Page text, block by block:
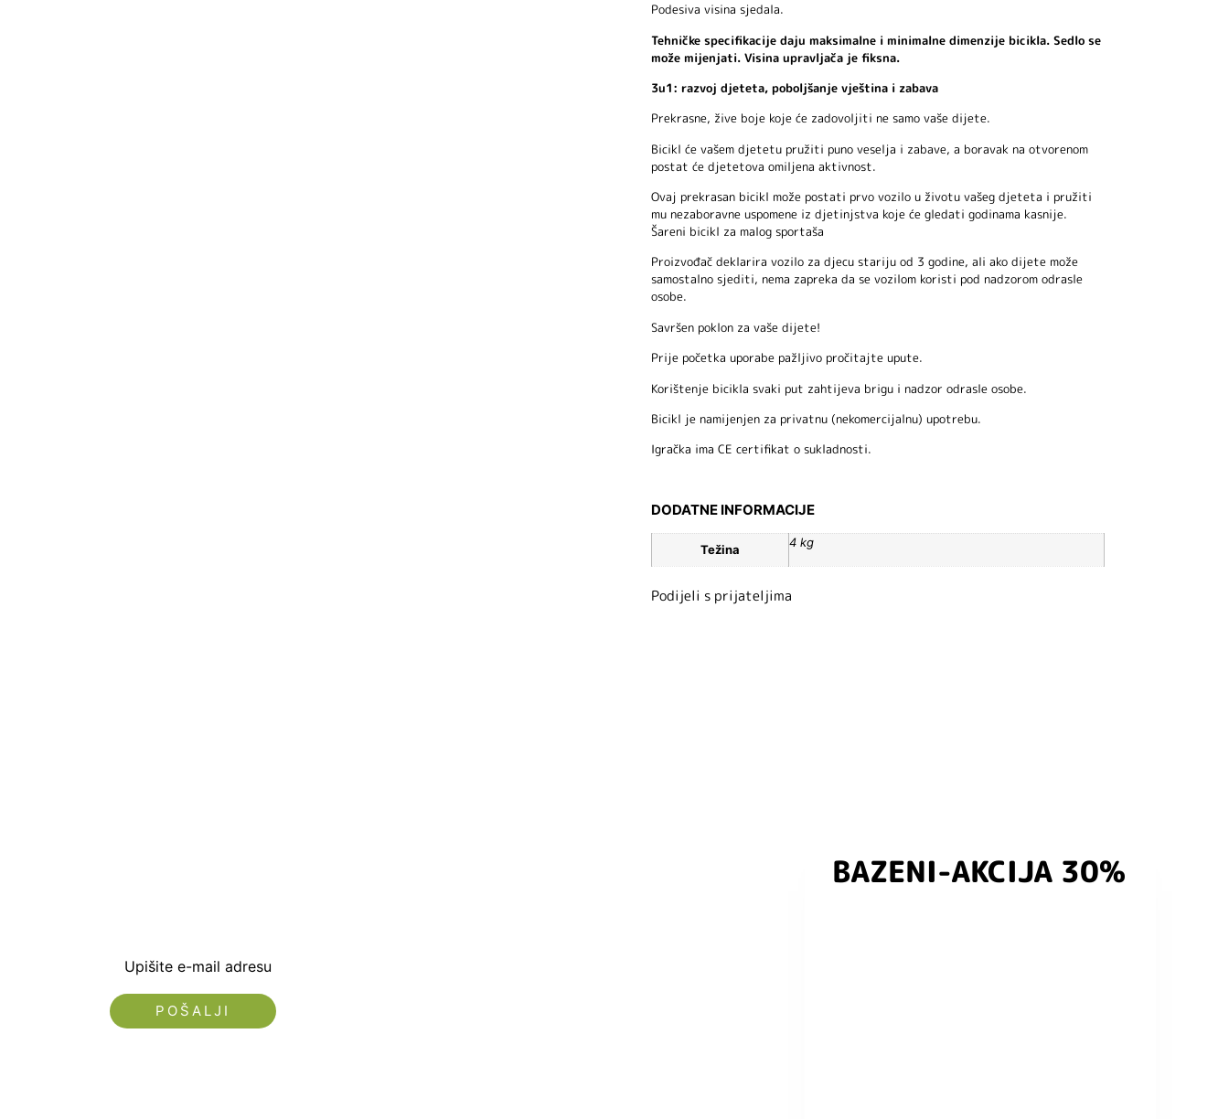
Podesiva visina sjedala.
Tehničke specifikacije daju maksimalne i minimalne dimenzije bicikla. Sedlo se
može mijenjati. Visina upravljača je fiksna.
3u1: razvoj djeteta, poboljšanje vještina i zabava
Prekrasne, žive boje koje će zadovoljiti ne samo vaše dijete.
Bicikl će vašem djetetu pružiti puno veselja i zabave, a boravak na otvorenom
postat će djetetova omiljena aktivnost.
Ovaj prekrasan bicikl može postati prvo vozilo u životu vašeg djeteta i pružiti
mu nezaboravne uspomene iz djetinjstva koje će gledati godinama kasnije.
Šareni bicikl za malog sportaša
Proizvođač deklarira vozilo za djecu stariju od 3 godine, ali ako dijete može
samostalno sjediti, nema zapreka da se vozilom koristi pod nadzorom odrasle
osobe.
Savršen poklon za vaše dijete!
Prije početka uporabe pažljivo pročitajte upute.
Korištenje bicikla svaki put zahtijeva brigu i nadzor odrasle osobe.
Bicikl je namijenjen za privatnu (nekomercijalnu) upotrebu.
Igračka ima CE certifikat o sukladnosti.
DODATNE INFORMACIJE
Težina 4 kg
Podijeli s prijateljima
Upišite e-mail adresu
BAZENI-AKCIJA 30%